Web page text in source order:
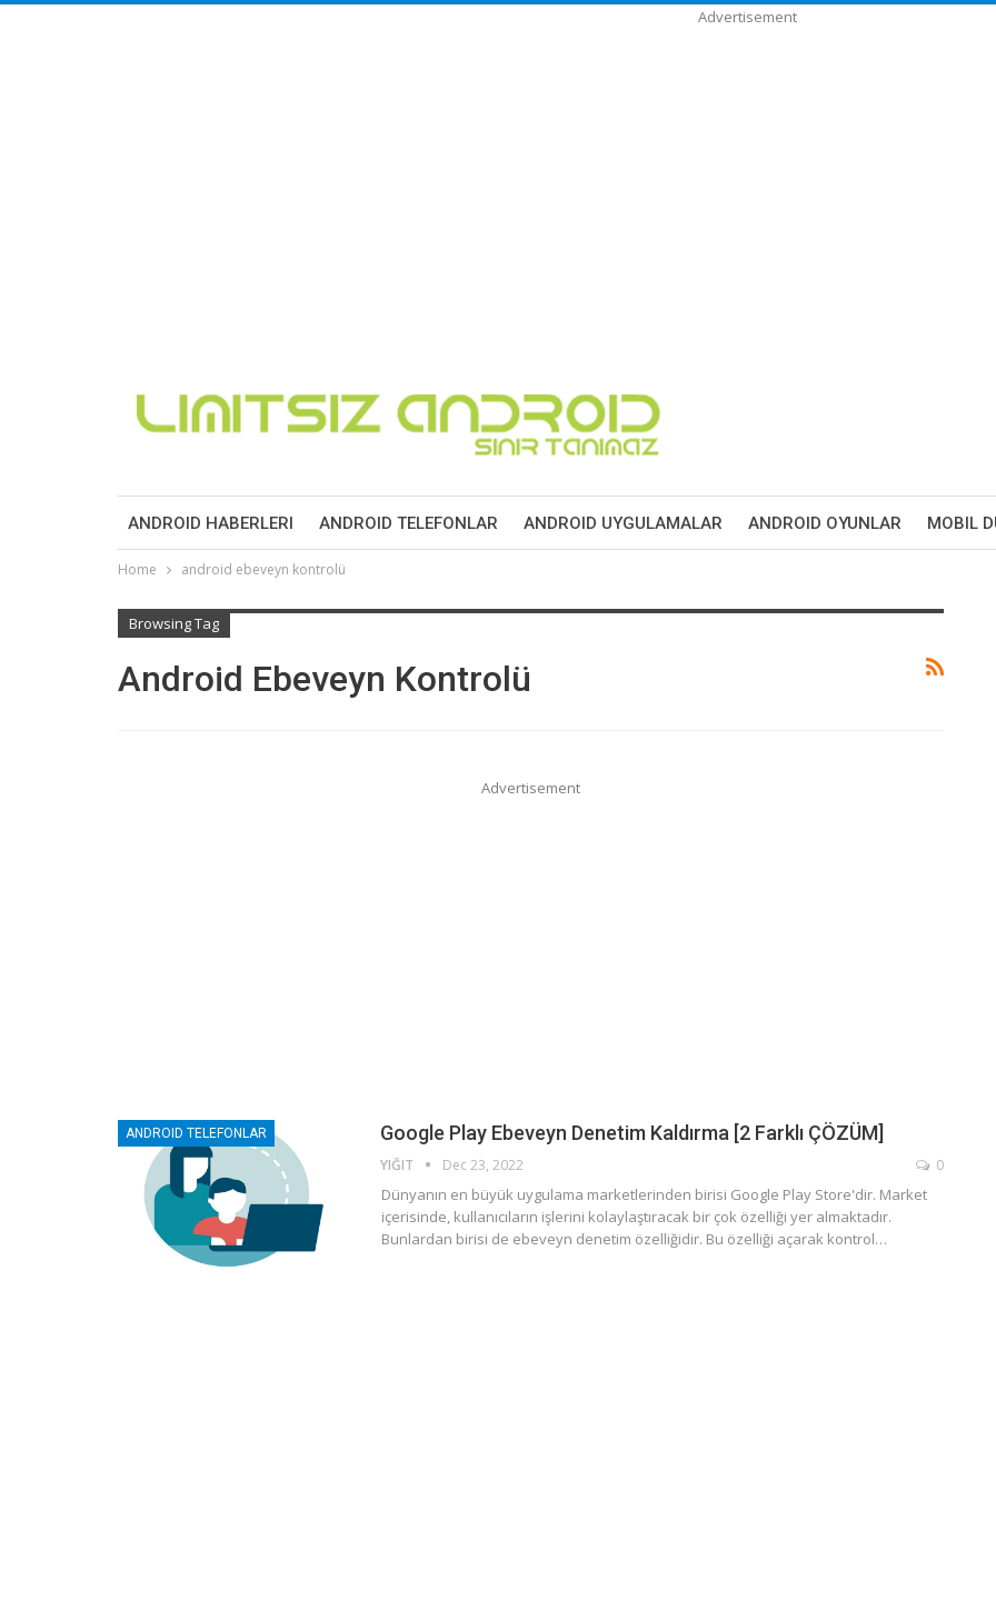
Advertisement
ANDROID HABERLERI ANDROID TELEFONLAR ANDROID UYGULAMALAR ANDROID OYUNLAR MOBIL
Home android ebeveyn kontrolü
Browsing Tag
Android Ebeveyn Kontrolü
Advertisement
ANDROID TELEFONLAR Google Play Ebeveyn Denetim Kaldırma [2 Farklı ÇÖZÜM]
YIĞIT Dec 23, 2022 0
Dünyanın en büyük uygulama marketlerinden birisi Google Play Store'dir. Market
içerisinde, kullanıcıların işlerini kolaylaştıracak bir çok özelliği yer almaktadır.
Bunlardan birisi de ebeveyn denetim özelliğidir. Bu özelliği açarak kontrol…